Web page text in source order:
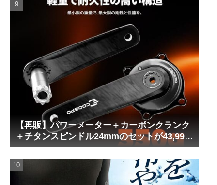
【再販】パワーメーター＋カーボンクランク
＋チタンスピンドル24mmのセットが43,999
円！